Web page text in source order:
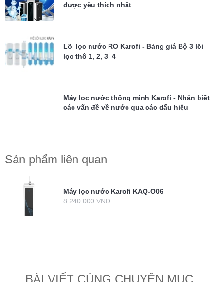
được yêu thích nhất
Lõi lọc nước RO Karofi - Bảng giá Bộ 3 lõi
lọc thô 1, 2, 3, 4
Máy lọc nước thông minh Karofi - Nhận biết
các vấn đề về nước qua các dấu hiệu
Sản phẩm liên quan
Máy lọc nước Karofi KAQ-O06
8.240.000 VNĐ
BÀI VIẾT CÙNG CHUYÊN MỤC